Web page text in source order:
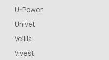
U-Power
Univet
Velilla
Vivest